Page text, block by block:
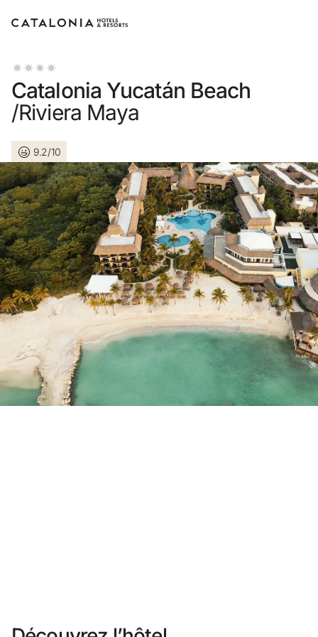
Connectez-vous à votre compte
LOGIN
Vous avez oublié votre mot de passe ?
ou utilisez l’une de ces options
Connexion via Google
Connexion par adresse électronique uniquement
Vous n'êtes pas encore inscrit ?
Créer un compte
Catalonia Yucatán Beach
/Riviera Maya
9.2/10